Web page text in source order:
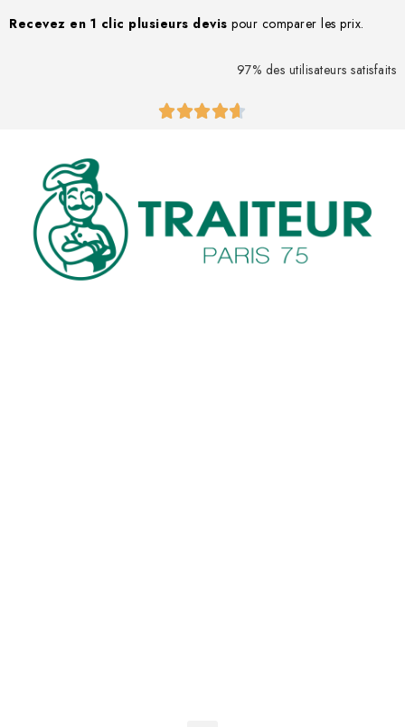
Recevez en 1 clic plusieurs devis pour comparer les prix.
97% des utilisateurs satisfaits
